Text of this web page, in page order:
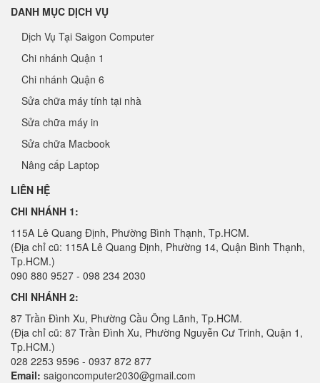
DANH MỤC DỊCH VỤ
Dịch Vụ Tại Saigon Computer
Chi nhánh Quận 1
Chi nhánh Quận 6
Sửa chữa máy tính tại nhà
Sửa chữa máy in
Sửa chữa Macbook
Nâng cấp Laptop
LIÊN HỆ
CHI NHÁNH 1:
115A Lê Quang Định, Phường Bình Thạnh, Tp.HCM.
(Địa chỉ cũ: 115A Lê Quang Định, Phường 14, Quận Bình Thạnh,
Tp.HCM.)
090 880 9527 - 098 234 2030
CHI NHÁNH 2:
87 Trần Đình Xu, Phường Cầu Ông Lãnh, Tp.HCM.
(Địa chỉ cũ: 87 Trần Đình Xu, Phường Nguyễn Cư Trinh, Quận 1,
Tp.HCM.)
028 2253 9596 - 0937 872 877
Email: saigoncomputer2030@gmail.com